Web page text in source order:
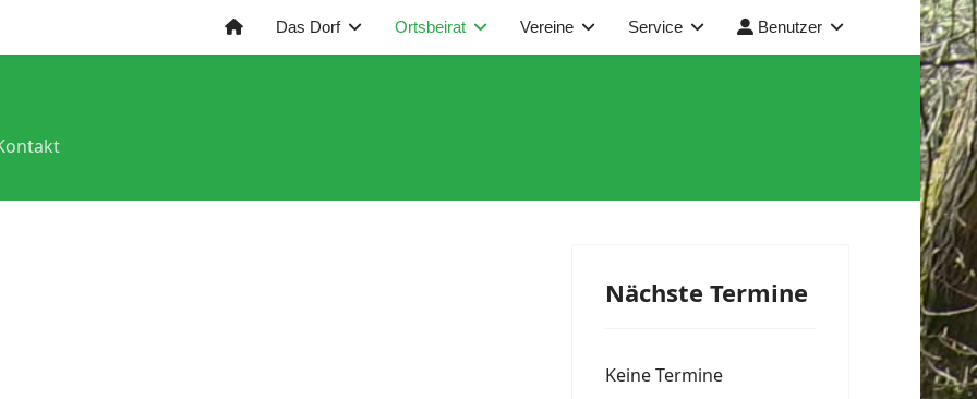
Das Dorf Ortsbeirat Vereine Service Benutzer
Nächste Termine
Keine Termine